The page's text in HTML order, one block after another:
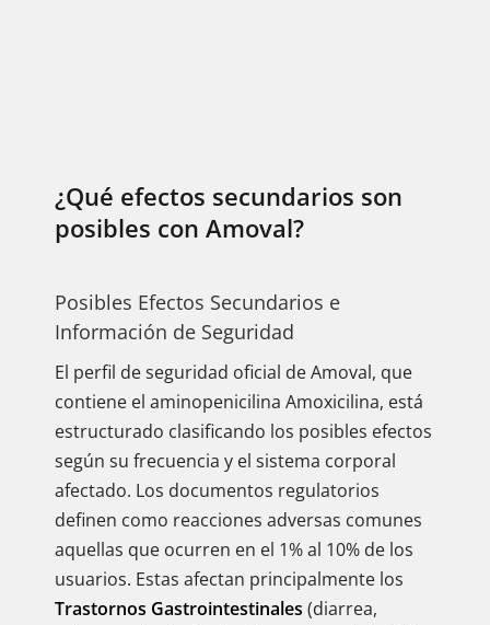
¿Qué efectos secundarios son
posibles con Amoval?
Posibles Efectos Secundarios e
Información de Seguridad
El perfil de seguridad oficial de Amoval, que
contiene el aminopenicilina Amoxicilina, está
estructurado clasificando los posibles efectos
según su frecuencia y el sistema corporal
afectado. Los documentos regulatorios
definen como reacciones adversas comunes
aquellas que ocurren en el 1% al 10% de los
usuarios. Estas afectan principalmente los
Trastornos Gastrointestinales (diarrea,